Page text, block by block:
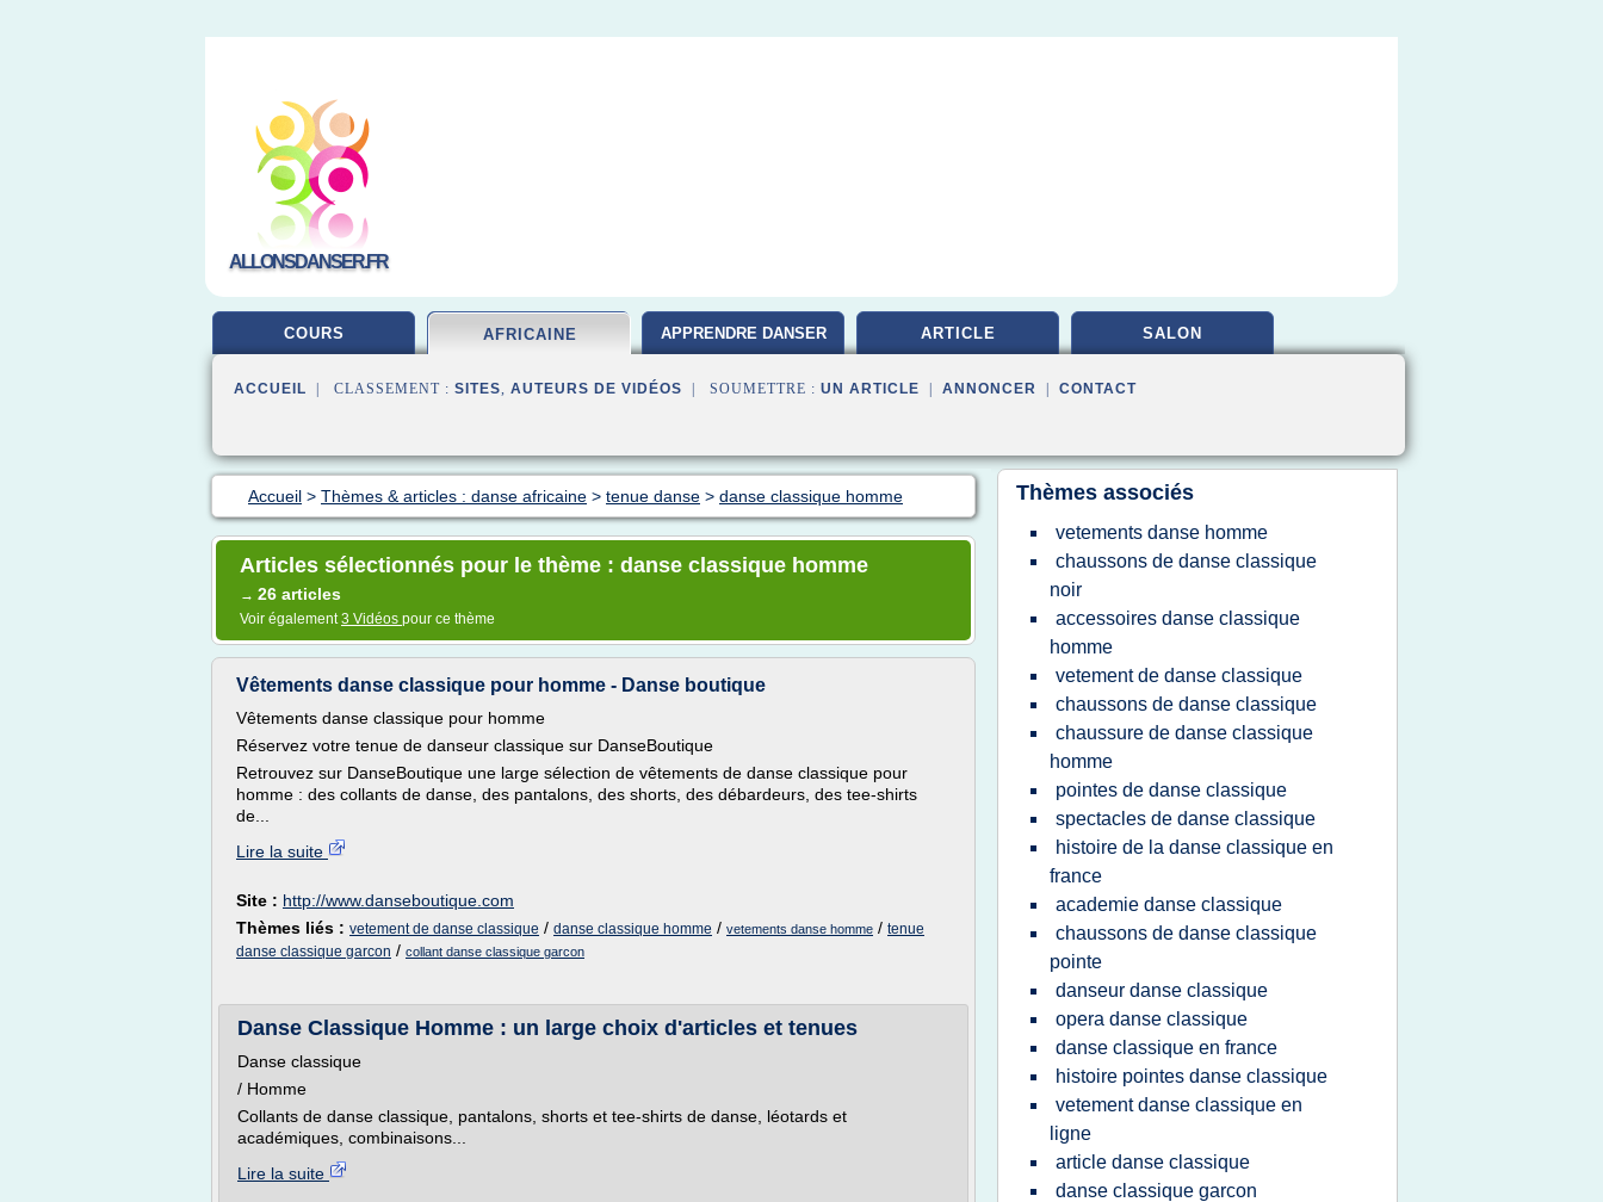
ALLONSDANSER.FR
COURS AFRICAINE APPRENDRE DANSER ARTICLE SALON
ACCUEIL | CLASSEMENT : SITES, AUTEURS DE VIDÉOS | SOUMETTRE : UN ARTICLE ANNONCER CONTACT
Accueil > Thèmes & articles : danse africaine > tenue danse > danse classique homme
Articles sélectionnés pour le thème : danse classique homme
→ 26 articles
Voir également3 Vidéos pour ce thème
Vêtements danse classique pour homme - Danse boutique
Vêtements danse classique pour homme
Réservez votre tenue de danseur classique sur DanseBoutique
Retrouvez sur DanseBoutique une large sélection de vêtements de danse classique pour
homme : des collants de danse, des pantalons, des shorts, des débardeurs, des tee-shirts
de...
Lire la suite
Site : http://www.danseboutique.com
Thèmes liés : vetement de danse classique / danse classique homme / vetements danse homme / tenue
danse classique garcon / collant danse classique garcon
Danse Classique Homme : un large choix d'articles et tenues
Danse classique
/ Homme
Collants de danse classique, pantalons, shorts et tee-shirts de danse, léotards et
académiques, combinaisons...
Lire la suite
Thèmes associés
vetements danse homme
chaussons de danse classique
noir
accessoires danse classique
homme
vetement de danse classique
chaussons de danse classique
chaussure de danse classique
homme
pointes de danse classique
spectacles de danse classique
histoire de la danse classique en
france
academie danse classique
chaussons de danse classique
pointe
danseur danse classique
opera danse classique
danse classique en france
histoire pointes danse classique
vetement danse classique en
ligne
article danse classique
danse classique garcon